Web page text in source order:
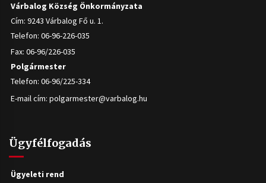
Várbalog Község Önkormányzata
Cím: 9243 Várbalog Fő u. 1.
Telefon: 06-96-226-035
Fax: 06-96/226-035
Polgármester
Telefon: 06-96/225-334
E-mail cím: polgarmester@varbalog.hu
Ügyfélfogadás
Ügyeleti rend